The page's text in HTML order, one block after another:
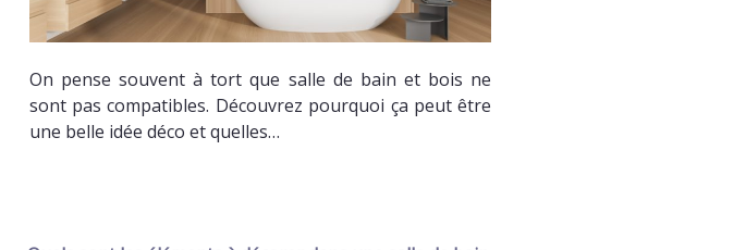
On pense souvent à tort que salle de bain et bois ne
sont pas compatibles. Découvrez pourquoi ça peut être
une belle idée déco et quelles…